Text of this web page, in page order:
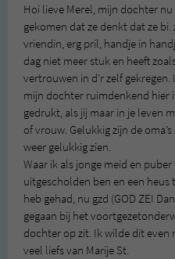
Hoi lieve Merel, mijn dochter
gekomen dat ze denkt dat ze
vriendin, erg pril, handje in
dag niet meer stuk en heeft
vertrouwen in d’r zelf
mijn dochter ruimdenkend hier
gedrukt, als jij maar in je leven
of vrouw. Gelukkig zijn de
weer gelukkig zien.
Waar ik als jonge meid en
uitgescholden ben en een
heb gehad, nu gzd (GOD ZEI
gegaan bij het
dochter op zit. Ik wilde dit
veel liefs van Marije St.